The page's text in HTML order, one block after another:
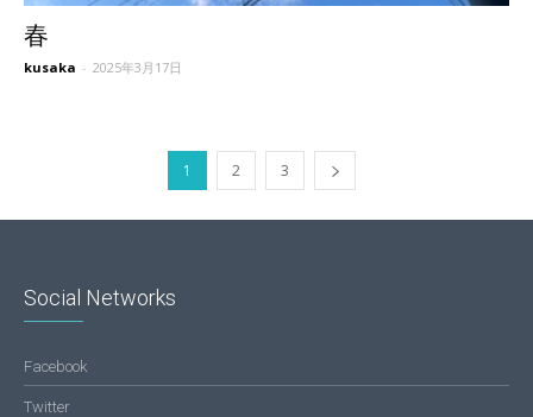
春
kusaka - 2025年3月17日
1 2 3
Social Networks
Facebook
Twitter